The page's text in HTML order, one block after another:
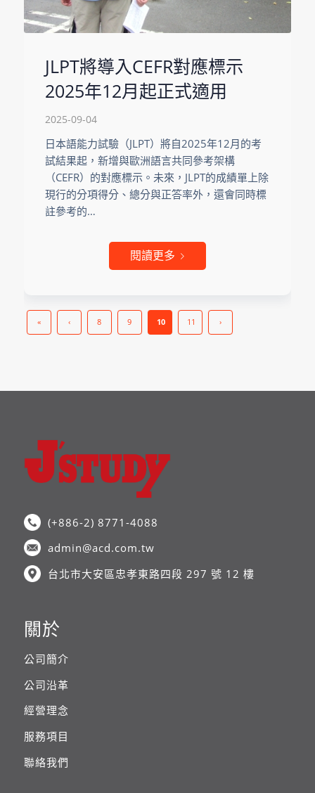
JLPT將導入CEFR對應標示
2025年12月起正式適用
2025-09-04
日本語能力試驗（JLPT）將自2025年12月的考
試結果起，新增與歐洲語言共同參考架構
（CEFR）的對應標示。未來，JLPT的成績單上除
現行的分項得分、總分與正答率外，還會同時標
註參考的…
閱讀更多
« ‹ 8 9 10 11 ›
(+886-2) 8771-4088
admin@acd.com.tw
台北市大安區忠孝東路四段 297 號 12 樓
關於
公司簡介
公司沿革
經營理念
服務項目
聯絡我們